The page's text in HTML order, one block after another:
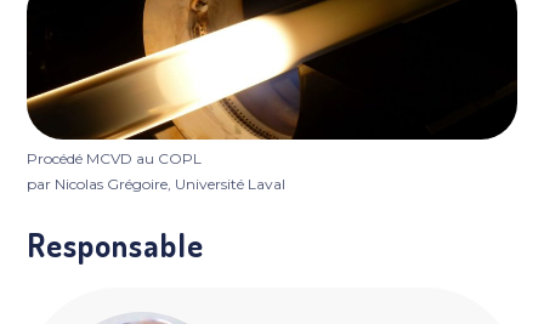
Procédé MCVD au COPL
par Nicolas Grégoire, Université Laval
Responsable